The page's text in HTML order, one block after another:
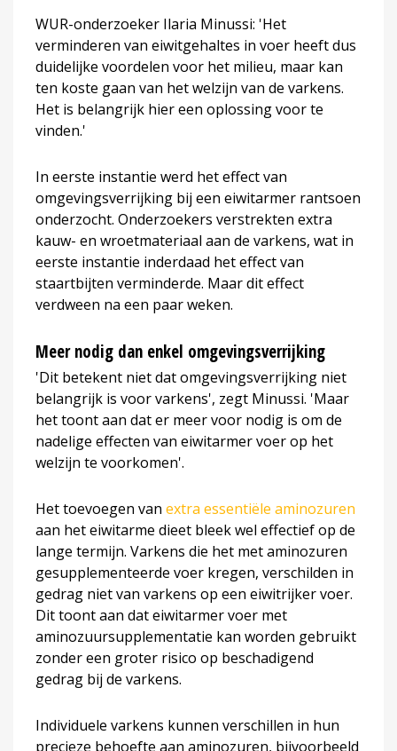
WUR-onderzoeker Ilaria Minussi: 'Het
verminderen van eiwitgehaltes in voer heeft dus
duidelijke voordelen voor het milieu, maar kan
ten koste gaan van het welzijn van de varkens.
Het is belangrijk hier een oplossing voor te
vinden.'
In eerste instantie werd het effect van
omgevingsverrijking bij een eiwitarmer rantsoen
onderzocht. Onderzoekers verstrekten extra
kauw- en wroetmateriaal aan de varkens, wat in
eerste instantie inderdaad het effect van
staartbijten verminderde. Maar dit effect
verdween na een paar weken.
Meer nodig dan enkel omgevingsverrijking
'Dit betekent niet dat omgevingsverrijking niet
belangrijk is voor varkens', zegt Minussi. 'Maar
het toont aan dat er meer voor nodig is om de
nadelige effecten van eiwitarmer voer op het
welzijn te voorkomen'.
Het toevoegen van extra essentiële aminozuren
aan het eiwitarme dieet bleek wel effectief op de
lange termijn. Varkens die het met aminozuren
gesupplementeerde voer kregen, verschilden in
gedrag niet van varkens op een eiwitrijker voer.
Dit toont aan dat eiwitarmer voer met
aminozuursupplementatie kan worden gebruikt
zonder een groter risico op beschadigend
gedrag bij de varkens.
Individuele varkens kunnen verschillen in hun
precieze behoefte aan aminozuren, bijvoorbeeld